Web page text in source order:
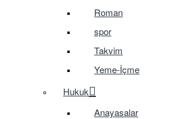
Roman
spor
Takvim
Yeme-İçme
Hukuk
Anayasalar